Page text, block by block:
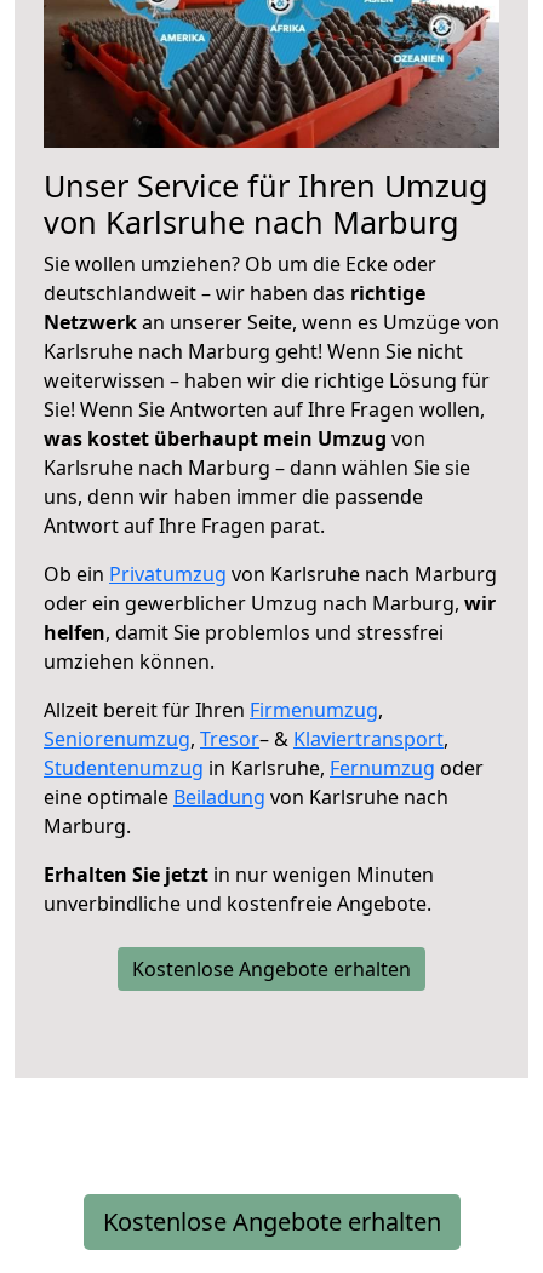
Unser Service für Ihren Umzug
von Karlsruhe nach Marburg
Sie wollen umziehen? Ob um die Ecke oder
deutschlandweit – wir haben das richtige
Netzwerkan unserer Seite, wenn es Umzüge von
Karlsruhe nach Marburg geht! Wenn Sie nicht
weiterwissen – haben wir die richtige Lösung für
Sie! Wenn Sie Antworten auf Ihre Fragen wollen,
was kostet überhaupt mein Umzug von
Karlsruhe nach Marburg – dann wählen Sie sie
uns, denn wir haben immer die passende
Antwort auf Ihre Fragen parat.
Ob ein Privatumzug von Karlsruhe nach Marburg
oder ein gewerblicher Umzug nach Marburg, wir
helfen, damit Sie problemlos und stressfrei
umziehen können.
Allzeit bereit für Ihren Firmenumzug,
Seniorenumzug, Tresor– & Klaviertransport,
Studentenumzug in Karlsruhe, Fernumzug oder
eine optimale Beiladung von Karlsruhe nach
Marburg.
Erhalten Sie jetzt in nur wenigen Minuten
unverbindliche und kostenfreie Angebote.
Kostenlose Angebote erhalten
Kostenlose Angebote erhalten